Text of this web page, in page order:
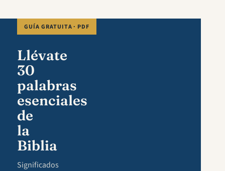
GUÍA GRATUITA · PDF
Llévate
30
palabras
esenciales
de
la
Biblia
Significados